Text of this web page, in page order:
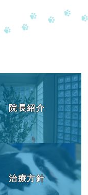
院長紹介
治療方針